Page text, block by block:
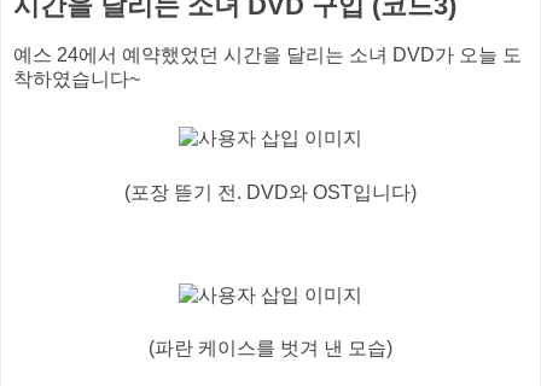
예스 24에서 예약했었던 시간을 달리는 소녀 DVD가 오늘 도
착하였습니다~
(포장 뜯기 전. DVD와 OST입니다)
(파란 케이스를 벗겨 낸 모습)